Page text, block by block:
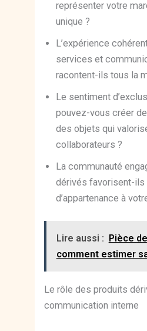
représenter votre
unique ?
L’expérience
services et
racontent-ils tous la
Le sentiment
pouvez-vous créer
des objets qui
collaborateurs ?
La communauté
dérivés favorisent-ils
d’appartenance à
Lire aussi : Pièce
comment estimer
Le rôle des produits
communication interne